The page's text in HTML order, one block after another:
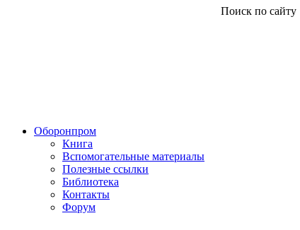
Поиск по сайту
Оборонпром
Книга
Вспомогательные материалы
Полезные ссылки
Библиотека
Контакты
Форум